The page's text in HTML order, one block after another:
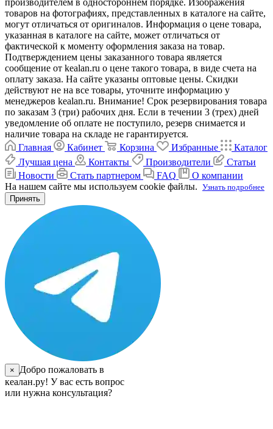
производителем в одностороннем порядке. Изображения
товаров на фотографиях, представленных в каталоге на сайте,
могут отличаться от оригиналов. Информация о цене товара,
указанная в каталоге на сайте, может отличаться от
фактической к моменту оформления заказа на товар.
Подтверждением цены заказанного товара является
сообщение от kealan.ru о цене такого товара, в виде счета на
оплату заказа. На сайте указаны оптовые цены. Скидки
действуют не на все товары, уточните информацию у
менеджеров kealan.ru. Внимание! Срок резервирования товара
по заказам 3 (три) рабочих дня. Если в течении 3 (трех) дней
уведомление об оплате не поступило, резерв снимается и
наличие товара на складе не гарантируется.
Главная
Кабинет Корзина Избранные
Каталог
Лучшая цена
Контакты Производители
Статьи
Новости
Стать партнером FAQ
О компании
На нашем сайте мы используем cookie файлы. Узнать подробнее
Принять
×
Добро пожаловать в
кеалан.ру! У вас есть вопрос
или нужна консультация?